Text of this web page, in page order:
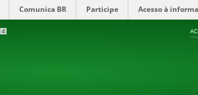
Comunica BR Participe Acesso à
4